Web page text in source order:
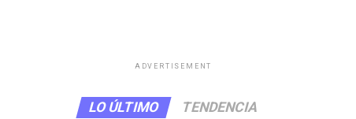
ADVERTISEMENT
LO ÚLTIMO
TENDENCIA